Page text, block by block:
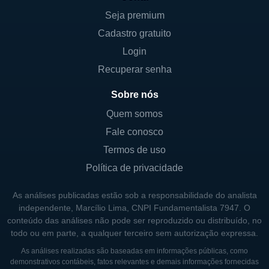
unidades de aquecimento e ar condicionado,
além de serviços relacionados à instalação e
manutenção. A empresa se diferencia pela
qualidade de seus produtos e pela sua
constantemente introduz novas tecnologias
que elevam o padrão de conforto e eficiência
energética oferecido aos seus clientes. Um
dos pontos focais do modelo de negócios da
Lennox é o desenvolvimento de produtos
só atendem às normas regulatórias, mas
também ajudam os consumidores a
economizar em custos de energia.
Em adição a isso, a empresa se preocupa
Seja premium
Cadastro gratuito
Login
Recuperar senha
Sobre nós
Quem somos
Fale conosco
Termos de uso
Política de privacidade
As análises publicadas estão sob a responsabilidade do analista
independente, Marcílio Lima, CNPI Fundamentalista 7947. O
conteúdo das análises não pode ser reproduzido ou distribuído, no
todo ou em parte, a qualquer terceiro sem autorização expressa.
As análises realizadas são baseadas em informações públicas, como
demonstrativos contábeis, fatos relevantes e demais informações fornecidas